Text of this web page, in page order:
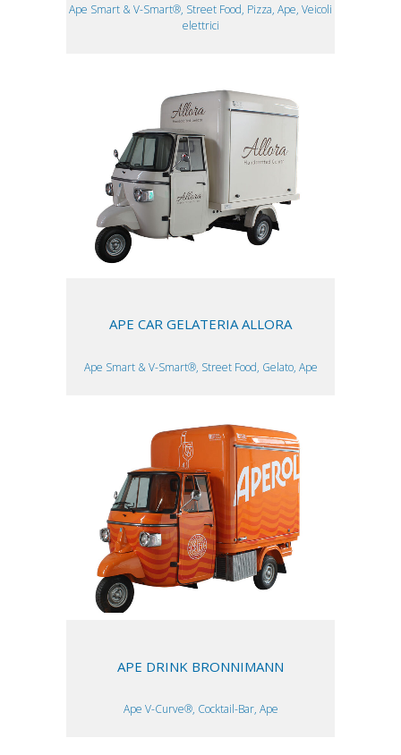
Ape Smart & V-Smart®, Street Food, Pizza, Ape, Veicoli
elettrici
APE CAR GELATERIA ALLORA
Ape Smart & V-Smart®, Street Food, Gelato, Ape
APE DRINK BRONNIMANN
Ape V-Curve®, Cocktail-Bar, Ape